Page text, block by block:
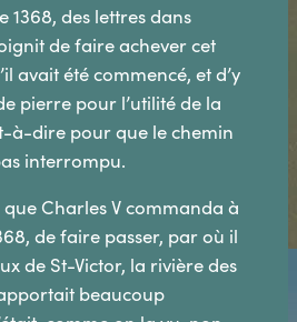
1368, des lettres dans
de faire achever cet
avait été commencé, et d’y
pierre pour l’utilité de la
à-dire pour que le chemin
interrompu.
Charles V commanda à
de faire passer, par où il
de St-Victor, la rivière des
beaucoup